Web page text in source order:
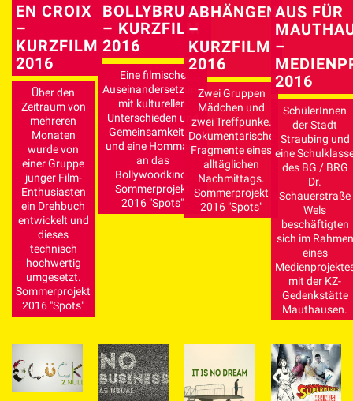
EN CROIX
–
KURZFILM
2016
Über den
Zeitraum von
mehreren
Monaten
wurde von
einer Gruppe
junger Film-
Enthusiasten
ein Drehbuch
entwickelt und
dieses
technisch
hochwertig
umgesetzt.
Sommerprojekt
2016 "Spots"
BOLLYBRUCK
– KURZFILM
2016
Eine filmische
Auseinandersetzung
mit kulturellen
Unterschieden und
Gemeinsamkeiten
und eine Hommage
an das
Bollywoodkino.
Sommerprojekt
2016 "Spots"
ABHÄNGEN
–
KURZFILM
2016
Zwei Gruppen
Mädchen und
zwei Treffpunke.
Dokumentarische
Fragmente eines
alltäglichen
Nachmittags.
Sommerprojekt
2016 "Spots"
AUS FÜR
–
2016
SchülerInnen
der Stadt
Straubing und
eine
des BG / BRG
Dr.
Schauerstraße
Wels
beschäftigten
sich im Rahmen
eines
mit der KZ-
Gedenkstätte
Mauthausen.